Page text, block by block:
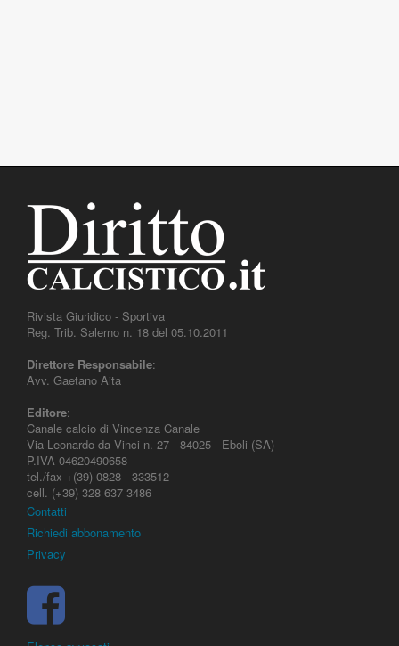
Rivista Giuridico - Sportiva
Reg. Trib. Salerno n. 18 del 05.10.2011
Direttore Responsabile:
Avv. Gaetano Aita
Editore:
Canale calcio di Vincenza Canale
Via Leonardo da Vinci n. 27 - 84025 - Eboli (SA)
P.IVA 04620490658
tel./fax +(39) 0828 - 333512
cell. (+39) 328 637 3486
Contatti
Richiedi abbonamento
Privacy